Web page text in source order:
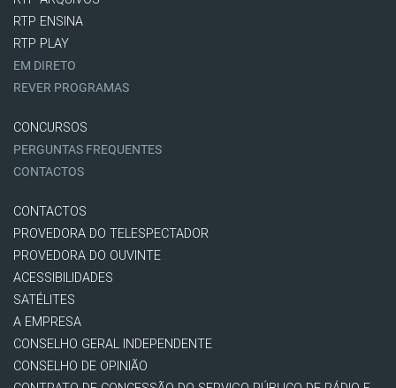
RTP ENSINA
RTP PLAY
EM DIRETO
REVER PROGRAMAS
CONCURSOS
PERGUNTAS FREQUENTES
CONTACTOS
CONTACTOS
PROVEDORA DO TELESPECTADOR
PROVEDORA DO OUVINTE
ACESSIBILIDADES
SATÉLITES
A EMPRESA
CONSELHO GERAL INDEPENDENTE
CONSELHO DE OPINIÃO